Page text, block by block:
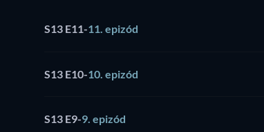
S13 E11-11. epizód
S13 E10-10. epizód
S13 E9-9. epizód